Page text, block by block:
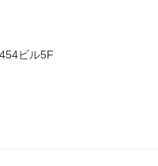
ビル5F